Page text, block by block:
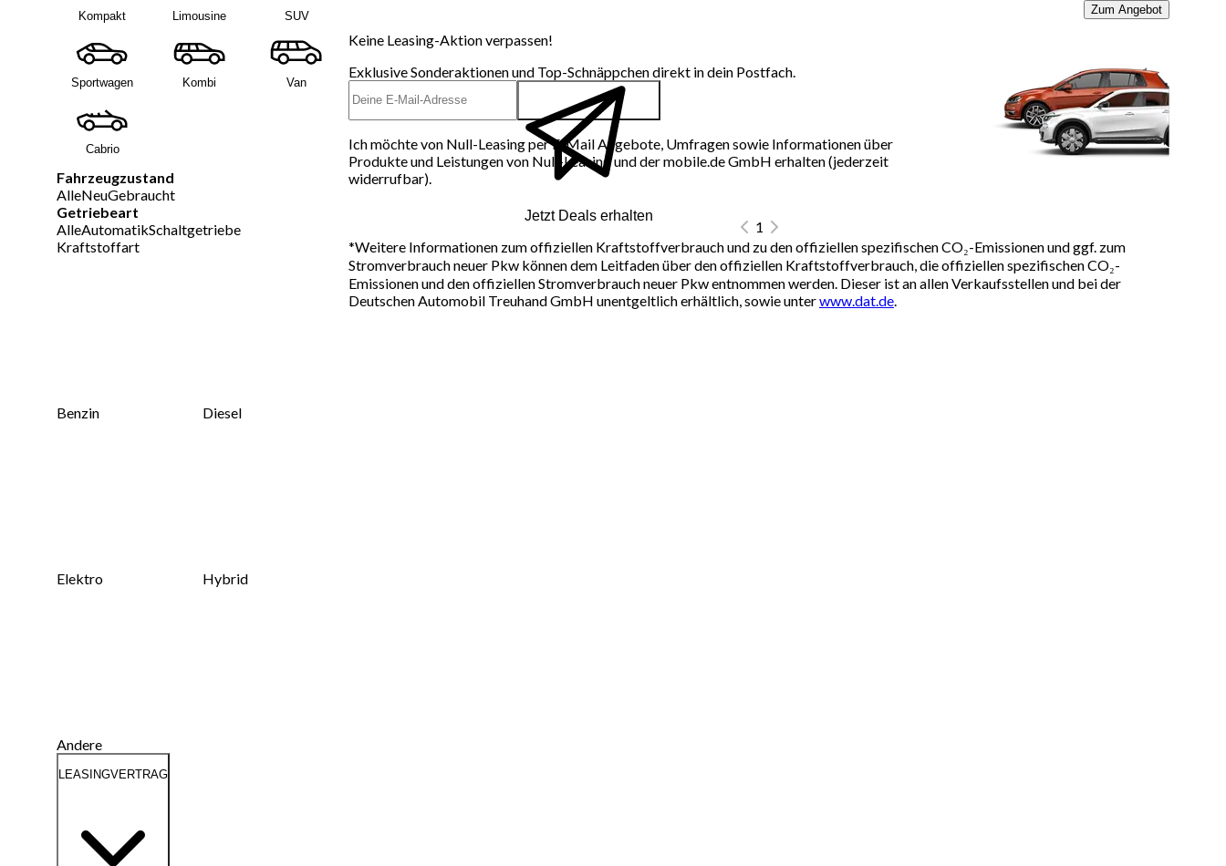
Kompakt Limousine SUV
Sportwagen Kombi Van
Cabrio
Fahrzeugzustand
AlleNeuGebraucht
Getriebeart
AlleAutomatikSchaltgetriebe
Kraftstoffart
Benzin Diesel
Elektro Hybrid
Andere
LEASINGVERTRAG
Zum Angebot
Keine Leasing-Aktion verpassen!
Exklusive Sonderaktionen und Top-Schnäppchen direkt in dein Postfach.
Jetzt Deals erhalten
Ich möchte von Null-Leasing per E-Mail Angebote, Umfragen sowie Informationen über
Produkte und Leistungen von Null-Leasing und der mobile.de GmbH erhalten (jederzeit
widerrufbar).
1
*Weitere Informationen zum offiziellen Kraftstoffverbrauch und zu den offiziellen spezifischen CO₂-Emissionen und ggf. zum
Stromverbrauch neuer Pkw können dem Leitfaden über den offiziellen Kraftstoffverbrauch, die offiziellen spezifischen CO₂-
Emissionen und den offiziellen Stromverbrauch neuer Pkw entnommen werden. Dieser ist an allen Verkaufsstellen und bei der
Deutschen Automobil Treuhand GmbH unentgeltlich erhältlich, sowie unterwww.dat.de